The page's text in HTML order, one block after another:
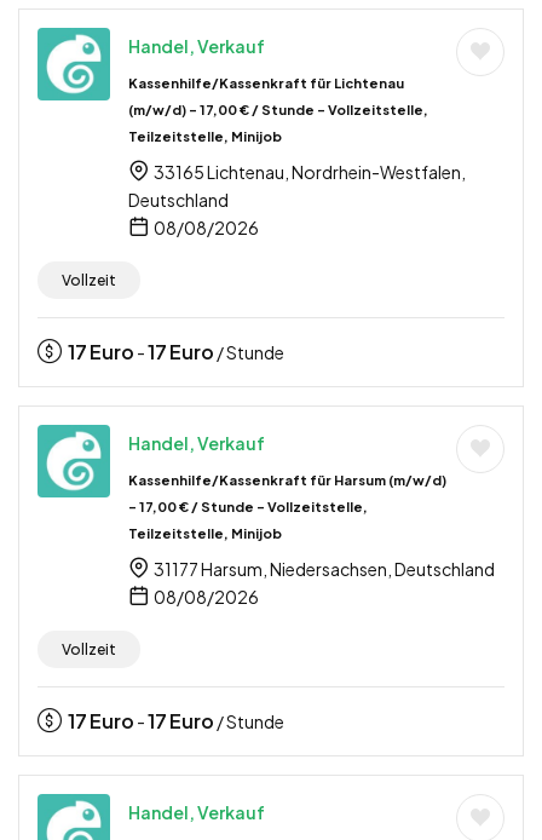
Handel, Verkauf
Kassenhilfe/Kassenkraft für Lichtenau
(m/w/d) – 17,00 € / Stunde – Vollzeitstelle,
Teilzeitstelle, Minijob
33165 Lichtenau, Nordrhein-Westfalen,
Deutschland
08/08/2026
Vollzeit
17Euro -17Euro / Stunde
Handel, Verkauf
Kassenhilfe/Kassenkraft für Harsum (m/w/d)
– 17,00 € / Stunde – Vollzeitstelle,
Teilzeitstelle, Minijob
31177 Harsum, Niedersachsen, Deutschland
08/08/2026
Vollzeit
17Euro -17Euro / Stunde
Handel, Verkauf